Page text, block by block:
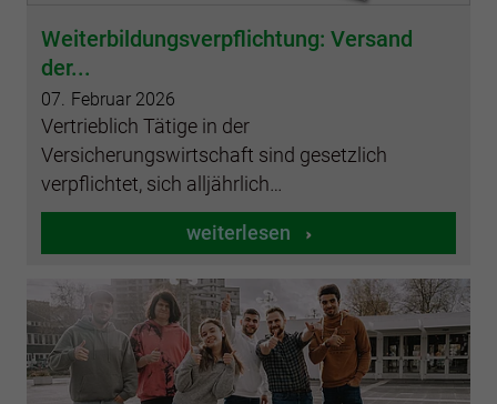
Weiterbildungsverpflichtung: Versand
der...
07. Februar 2026
Vertrieblich Tätige in der
Versicherungswirtschaft sind gesetzlich
verpflichtet, sich alljährlich…
weiterlesen